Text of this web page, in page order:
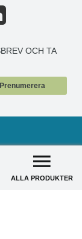
OCH TA
Prenumerera
+
ALLA PRODUKTER